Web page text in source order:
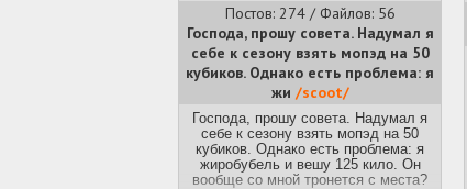
Постов: 274 / Файлов: 56
Господа, прошу совета. Надумал я
себе к сезону взять мопэд на 50
кубиков. Однако есть проблема: я
жи /scoot/
Господа, прошу совета. Надумал я
себе к сезону взять мопэд на 50
кубиков. Однако есть проблема: я
жиробубель и вешу 125 кило. Он
вообще со мной тронется с места?